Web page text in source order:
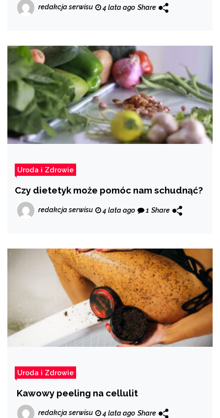
redakcja serwisu 4 lata ago Share
Uroda i Zdrowie
Czy dietetyk może pomóc nam schudnąć?
redakcja serwisu 4 lata ago 1 Share
Uroda i Zdrowie
Kawowy peeling na cellulit
redakcja serwisu 4 lata ago Share